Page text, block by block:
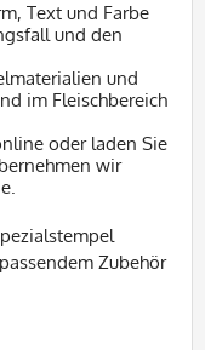
Text und Farbe
und den
und
im Fleischbereich
oder laden Sie
wir
Zubehör